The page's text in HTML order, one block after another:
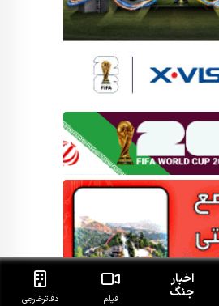
اخبار
جنگ فیلم دفاتر‌خارجی